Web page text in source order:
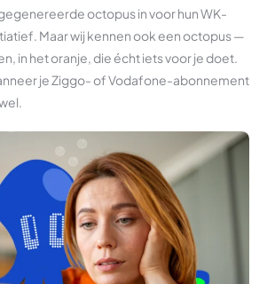
octopus in voor hun WK-
Maar wij kennen ook een octopus —
in het oranje, die écht iets voor je doet.
je Ziggo- of Vodafone-abonnement